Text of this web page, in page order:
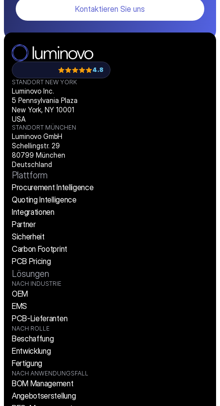
Kontaktieren Sie uns
4.8
STANDORT NEW YORK
Luminovo Inc.
5 Pennsylvania Plaza
New York, NY 10001
USA
STANDORT MÜNCHEN
Luminovo GmbH
Schellingstr. 29
80799 München
Deutschland
Plattform
Procurement Intelligence
Quoting Intelligence
Integrationen
Partner
Sicherheit
Carbon Footprint
PCB Pricing
Lösungen
NACH INDUSTRIE
OEM
EMS
PCB-Lieferanten
NACH ROLLE
Beschaffung
Entwicklung
Fertigung
NACH ANWENDUNGSFALL
BOM Management
Angebotserstellung